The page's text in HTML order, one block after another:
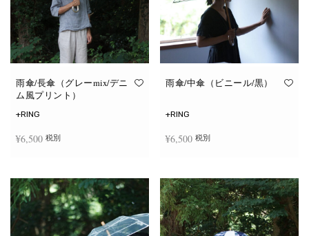
雨傘/長傘（グレーmix/デニ
ム風プリント）
+RING
¥6,500 税別
雨傘/中傘（ビニール/黒）
+RING
¥6,500 税別